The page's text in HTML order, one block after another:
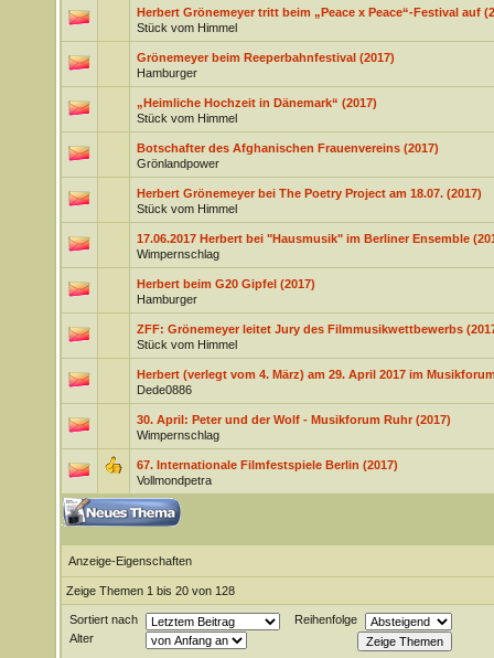
Herbert Grönemeyer tritt beim „Peace x Peace“-Festival auf
Stück vom Himmel
Grönemeyer beim Reeperbahnfestival (2017)
Hamburger
„Heimliche Hochzeit in Dänemark“ (2017)
Stück vom Himmel
Botschafter des Afghanischen Frauenvereins (2017)
Grönlandpower
Herbert Grönemeyer bei The Poetry Project am 18.07. (2017)
Stück vom Himmel
17.06.2017 Herbert bei "Hausmusik" im Berliner Ensemble
Wimpernschlag
Herbert beim G20 Gipfel (2017)
Hamburger
ZFF: Grönemeyer leitet Jury des Filmmusikwettbewerbs
Stück vom Himmel
Herbert (verlegt vom 4. März) am 29. April 2017 im
Dede0886
30. April: Peter und der Wolf - Musikforum Ruhr (2017)
Wimpernschlag
67. Internationale Filmfestspiele Berlin (2017)
Vollmondpetra
Anzeige-Eigenschaften
Zeige Themen 1 bis 20 von 128
Sortiert nach
Reihenfolge
Alter